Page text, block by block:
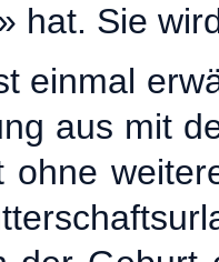
hat. Sie
einmal
aus mit
ohne